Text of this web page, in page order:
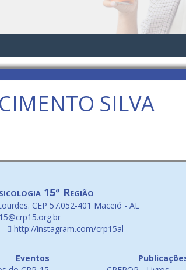
SILVA
15ª Região
CEP 57.052-401 Maceió - AL
http://instagram.com/crp15al
Eventos